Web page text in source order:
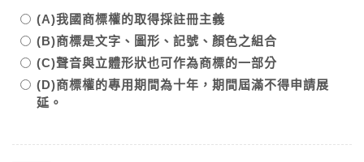
(A)我國商標權的取得採註冊主義
(B)商標是文字、圖形、記號、顏色之組合
(C)聲音與立體形狀也可作為商標的一部分
(D)商標權的專用期間為十年，期間屆滿不得申請展
延。